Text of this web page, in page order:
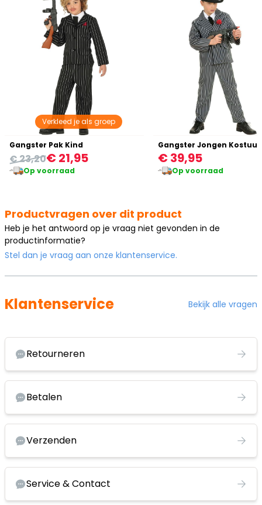
Verkleed je als groep
Gangster Pak Kind
€ 21,95
€ 23,20
Op voorraad
Gangster Jongen
€ 39,95
Op voorraad
Productvragen over dit product
Heb je het antwoord op je vraag niet gevonden in de
productinformatie?
Stel dan je vraag aan onze klantenservice.
Klantenservice Bekijk alle vragen
Retourneren
Betalen
Verzenden
Service & Contact